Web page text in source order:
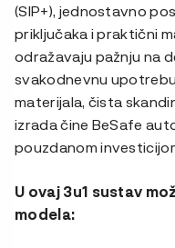
(SIP+), jednostavno
priključaka i praktični
odražavaju pažnju na
svakodnevnu
materijala, čista
izrada čine BeSafe
pouzdanom
U ovaj 3u1 sustav
modela: